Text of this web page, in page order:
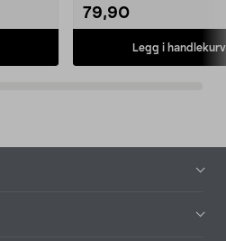
79,90
Legg i handlekurv